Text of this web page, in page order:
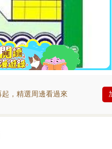
，精選周邊看過來